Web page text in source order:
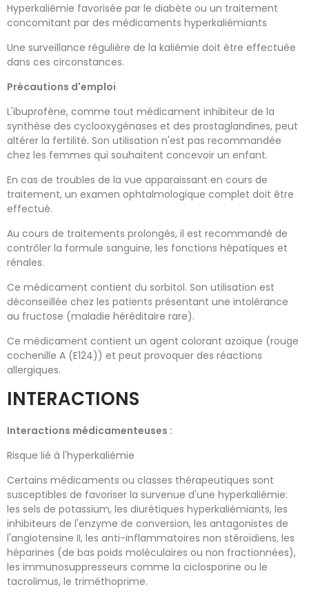
Hyperkaliémie favorisée par le diabète ou un traitement
concomitant par des médicaments hyperkaliémiants
Une surveillance régulière de la kaliémie doit être effectuée
dans ces circonstances.
Précautions d'emploi
L'ibuprofène, comme tout médicament inhibiteur de la
synthèse des cyclooxygénases et des prostaglandines, peut
altérer la fertilité. Son utilisation n'est pas recommandée
chez les femmes qui souhaitent concevoir un enfant.
En cas de troubles de la vue apparaissant en cours de
traitement, un examen ophtalmologique complet doit être
effectué.
Au cours de traitements prolongés, il est recommandé de
contrôler la formule sanguine, les fonctions hépatiques et
rénales.
Ce médicament contient du sorbitol. Son utilisation est
déconseillée chez les patients présentant une intolérance
au fructose (maladie héréditaire rare).
Ce médicament contient un agent colorant azoïque (rouge
cochenille A (E124)) et peut provoquer des réactions
allergiques.
INTERACTIONS
Interactions médicamenteuses :
Risque lié à l'hyperkaliémie
Certains médicaments ou classes thérapeutiques sont
susceptibles de favoriser la survenue d'une hyperkaliémie:
les sels de potassium, les diurétiques hyperkaliémiants, les
inhibiteurs de l'enzyme de conversion, les antagonistes de
l'angiotensine II, les anti-inflammatoires non stéroïdiens, les
héparines (de bas poids moléculaires ou non fractionnées),
les immunosuppresseurs comme la ciclosporine ou le
tacrolimus, le triméthoprime.